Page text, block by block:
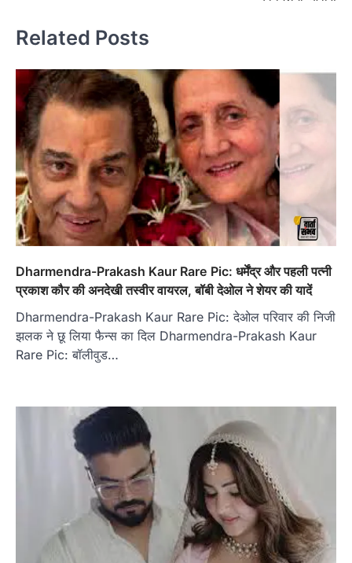
Related Posts
Dharmendra-Prakash Kaur Rare Pic: धर्मेंद्र और पहली पत्नी
प्रकाश कौर की अनदेखी तस्वीर वायरल, बॉबी देओल ने शेयर की यादें
Dharmendra-Prakash Kaur Rare Pic: देओल परिवार की निजी
झलक ने छू लिया फैन्स का दिल Dharmendra-Prakash Kaur
Rare Pic: बॉलीवुड…